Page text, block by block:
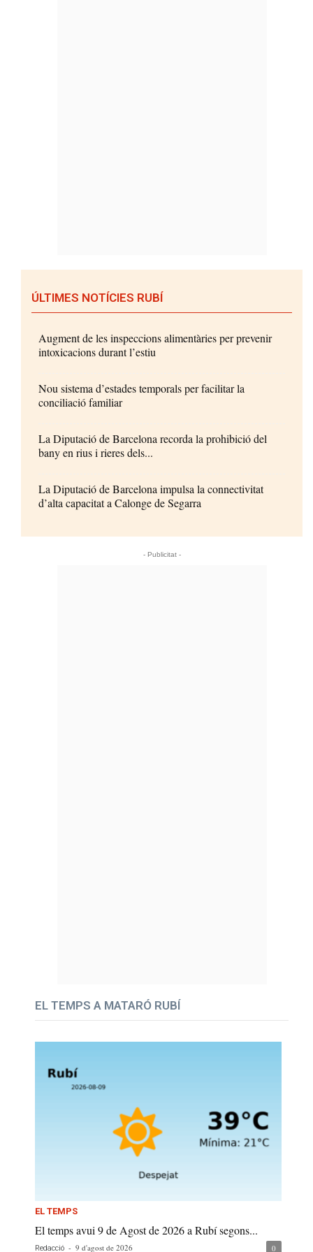
ÚLTIMES NOTÍCIES RUBÍ
Augment de les inspeccions alimentàries per prevenir
intoxicacions durant l’estiu
Nou sistema d’estades temporals per facilitar la
conciliació familiar
La Diputació de Barcelona recorda la prohibició del
bany en rius i rieres dels...
La Diputació de Barcelona impulsa la connectivitat
d’alta capacitat a Calonge de Segarra
- Publicitat -
EL TEMPS A MATARÓ RUBÍ
EL TEMPS
El temps avui 9 de Agost de 2026 a Rubí segons...
Redacció - 9 d'agost de 2026 0